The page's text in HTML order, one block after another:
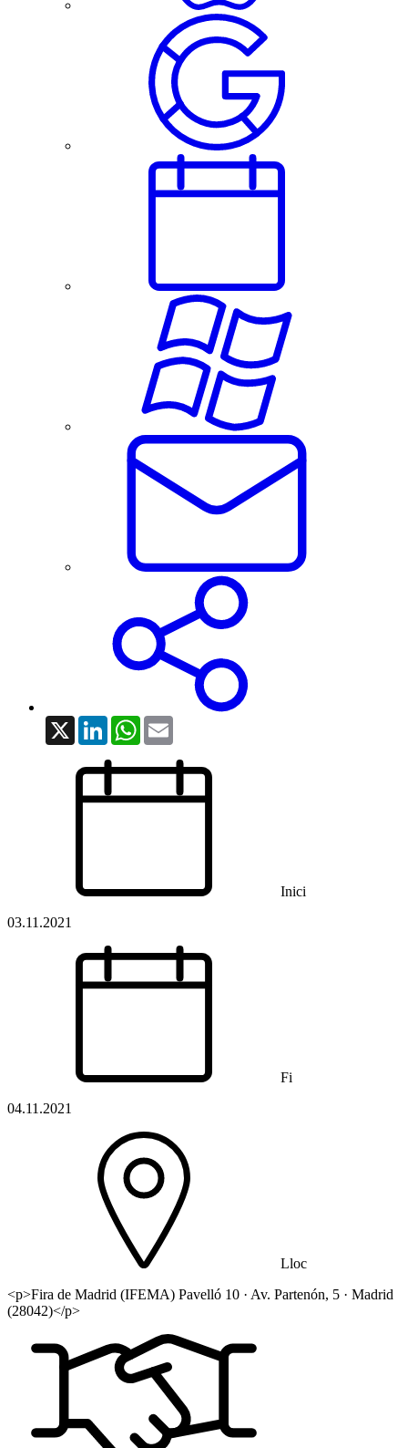
X LinkedInWhatsApp
Inici
03.11.2021
Fi
04.11.2021
Lloc
<p>Fira de Madrid (IFEMA) Pavelló 10 · Av. Partenón, 5 · Madrid
(28042)</p>